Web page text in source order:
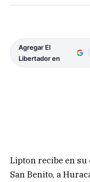
Agregar El
Libertador en
Lipton recibe en su
San Benito, a